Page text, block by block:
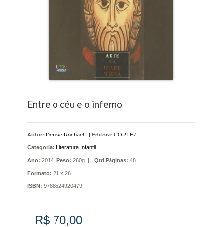
Entre o céu e o inferno
Autor: Denise Rochael | Editora: CORTEZ
Categoria: Literatura Infantil
Ano: 2014 |Peso: 260g. | Qtd Páginas: 48
Formato: 21 x 26
ISBN: 9788524920479
R$ 70,00